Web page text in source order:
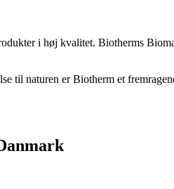
i høj kvalitet. Biotherms
til naturen er Biotherm et